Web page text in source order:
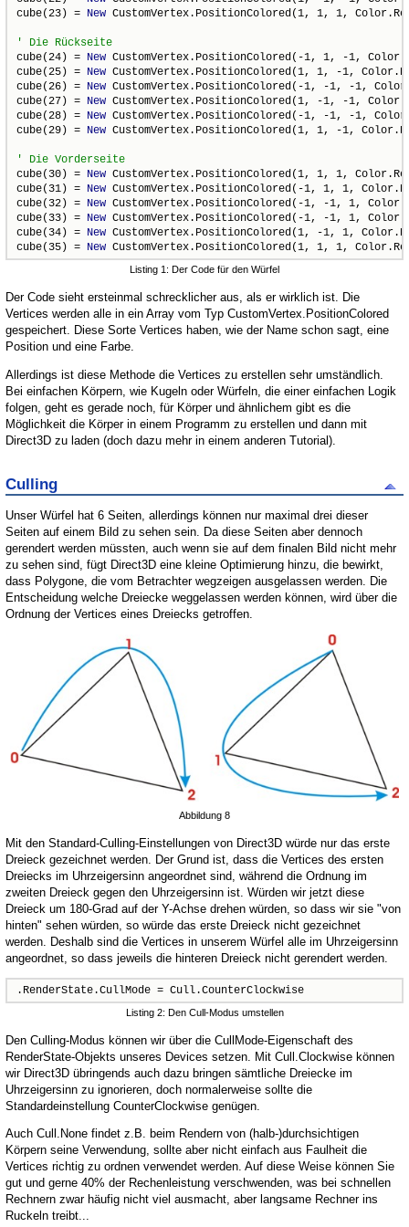
cube(23) = New CustomVertex.PositionColored(1, 1, 1,
cube(24) = New CustomVertex.PositionColored(-1, 1, -1,
cube(25) = New CustomVertex.PositionColored(1, 1, -1,
cube(26) = New CustomVertex.PositionColored(-1, -1, -1,
cube(27) = New CustomVertex.PositionColored(1, -1, -1,
cube(28) = New CustomVertex.PositionColored(-1, -1, -1,
cube(29) = New CustomVertex.PositionColored(1, 1, -1,
cube(30) = New CustomVertex.PositionColored(1, 1, 1,
cube(31) = New CustomVertex.PositionColored(-1, 1, 1,
cube(32) = New CustomVertex.PositionColored(-1, -1, 1,
cube(33) = New CustomVertex.PositionColored(-1, -1, 1,
cube(34) = New CustomVertex.PositionColored(1, -1, 1,
cube(35) = New CustomVertex.PositionColored(1, 1, 1,
Listing 1: Der Code für den Würfel
Der Code sieht ersteinmal schrecklicher aus, als er wirklich ist. Die
Vertices werden alle in ein Array vom Typ CustomVertex.PositionColored
gespeichert. Diese Sorte Vertices haben, wie der Name schon sagt, eine
Position und eine Farbe.
Allerdings ist diese Methode die Vertices zu erstellen sehr umständlich.
Bei einfachen Körpern, wie Kugeln oder Würfeln, die einer einfachen Logik
folgen, geht es gerade noch, für Körper und ähnlichem gibt es die
Möglichkeit die Körper in einem Programm zu erstellen und dann mit
Direct3D zu laden (doch dazu mehr in einem anderen Tutorial).
Culling
Unser Würfel hat 6 Seiten, allerdings können nur maximal drei dieser
Seiten auf einem Bild zu sehen sein. Da diese Seiten aber dennoch
gerendert werden müssten, auch wenn sie auf dem finalen Bild nicht mehr
zu sehen sind, fügt Direct3D eine kleine Optimierung hinzu, die bewirkt,
dass Polygone, die vom Betrachter wegzeigen ausgelassen werden. Die
Entscheidung welche Dreiecke weggelassen werden können, wird über die
Ordnung der Vertices eines Dreiecks getroffen.
Abbildung 8
Mit den Standard-Culling-Einstellungen von Direct3D würde nur das erste
Dreieck gezeichnet werden. Der Grund ist, dass die Vertices des ersten
Dreiecks im Uhrzeigersinn angeordnet sind, während die Ordnung im
zweiten Dreieck gegen den Uhrzeigersinn ist. Würden wir jetzt diese
Dreieck um 180-Grad auf der Y-Achse drehen würden, so dass wir sie "von
hinten" sehen würden, so würde das erste Dreieck nicht gezeichnet
werden. Deshalb sind die Vertices in unserem Würfel alle im Uhrzeigersinn
angeordnet, so dass jeweils die hinteren Dreieck nicht gerendert werden.
.RenderState.CullMode = Cull.CounterClockwise
Listing 2: Den Cull-Modus umstellen
Den Culling-Modus können wir über die CullMode-Eigenschaft des
RenderState-Objekts unseres Devices setzen. Mit Cull.Clockwise können
wir Direct3D übringends auch dazu bringen sämtliche Dreiecke im
Uhrzeigersinn zu ignorieren, doch normalerweise sollte die
Standardeinstellung CounterClockwise genügen.
Auch Cull.None findet z.B. beim Rendern von (halb-)durchsichtigen
Körpern seine Verwendung, sollte aber nicht einfach aus Faulheit die
Vertices richtig zu ordnen verwendet werden. Auf diese Weise können Sie
gut und gerne 40% der Rechenleistung verschwenden, was bei schnellen
Rechnern zwar häufig nicht viel ausmacht, aber langsame Rechner ins
Ruckeln treibt...